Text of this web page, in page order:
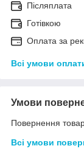
Післяплата
Готівкою
Оплата за
Всі умови
Умови
Повернення
Всі умови